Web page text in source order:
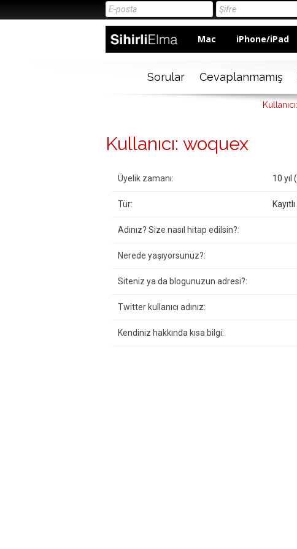
Mac iPhone/iPad
Sorular Cevaplanmamış
Kullanıcı: woquex
Üyelik zamanı: 10
Tür:
Adınız? Size nasıl hitap edilsin?:
Nerede yaşıyorsunuz?:
Siteniz ya da blogunuzun adresi?:
Twitter kullanıcı adınız:
Kendiniz hakkında kısa bilgi: